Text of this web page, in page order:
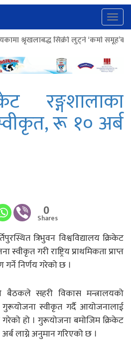
लुट्ने ‘कर्मा समूह’का नाइकेसहित पाँच पक्राउ
रङ्गशालाका
रू १० अर्ब
0
Shares
त्रिभुवन विश्वविद्यालय क्रिकेट
गरी राष्ट्रिय प्राथमिकता प्राप्त
निर्णय गरेको छ ।
बैठकले सहरी विकास मन्त्रालयको
गुरूयोजना स्वीकृत गर्दै आयोजनालाई
गरेको हो । गुरूयोजना बमोजिम क्रिकेट
लाग्ने अनुमान गरिएको छ ।